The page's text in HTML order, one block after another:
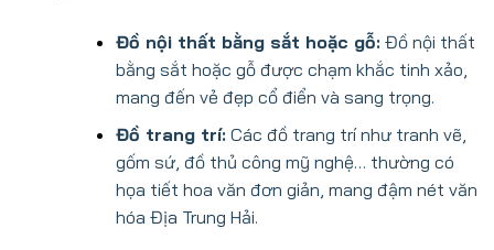
Đồ nội thất bằng sắt hoặc gỗ:Đồ nội thất
bằng sắt hoặc gỗ được chạm khắc tinh xảo,
mang đến vẻ đẹp cổ điển và sang trọng.
Đồ trang trí:Các đồ trang trí như tranh vẽ,
gốm sứ, đồ thủ công mỹ nghệ… thường có
họa tiết hoa văn đơn giản, mang đậm nét văn
hóa Địa Trung Hải.